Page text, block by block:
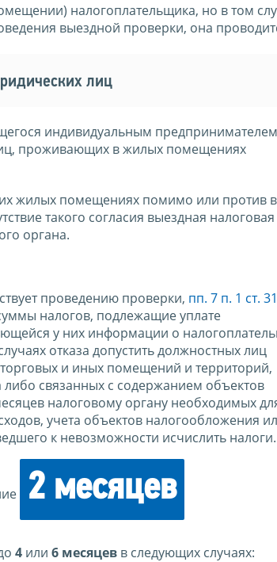
налогоплательщика, но в том
выездной проверки, она
лиц
индивидуальным
проживающих в жилых помещениях
жилых помещениях помимо или против
такого согласия выездная налоговая
органа.
проведению проверки, пп. 7 п. 1 ст.
налогов, подлежащие уплате
у них информации о
отказа допустить должностных лиц
и иных помещений и территорий,
связанных с содержанием объектов
налоговому органу необходимых
учета объектов налогообложения
к невозможности исчислить налоги.
2 месяцев
4 или 6 месяцев в следующих случаях: